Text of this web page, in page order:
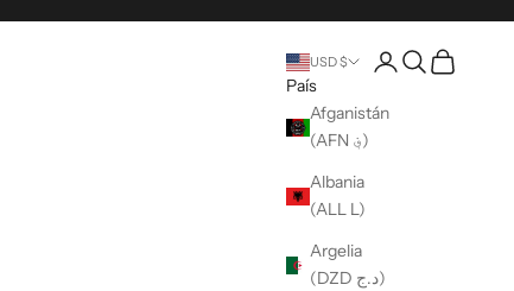
USD $
País
Afganistán
(AFN ؋)
Albania
(ALL L)
Argelia
(DZD د.ج)
Abrir una cuenta
Búsqueda
Carro